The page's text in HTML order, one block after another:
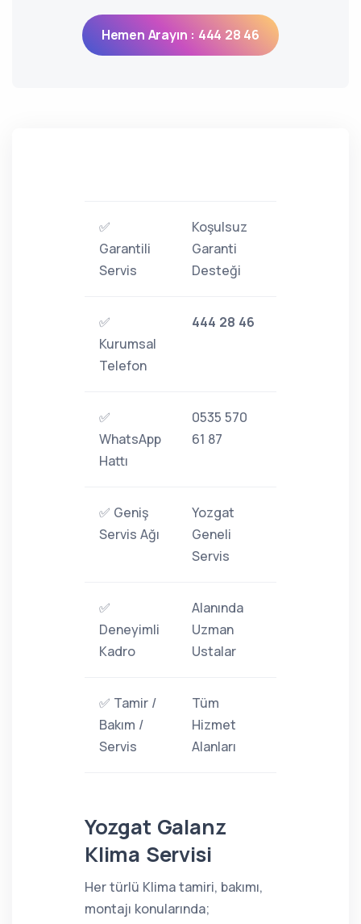
Hemen Arayın : 444 28 46
✅
Garantili
Servis
Koşulsuz
Garanti
Desteği
✅
Kurumsal
Telefon
444 28 46
✅
WhatsApp
Hattı
0535 570
61 87
✅ Geniş
Servis Ağı
Yozgat
Geneli
Servis
✅
Deneyimli
Kadro
Alanında
Uzman
Ustalar
✅ Tamir /
Bakım /
Servis
Tüm
Hizmet
Alanları
Yozgat Galanz
Klima Servisi
Her türlü Klima tamiri, bakımı,
montajı konularında;